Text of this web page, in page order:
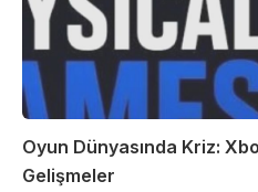
Oyun Dünyasında Kriz:
Gelişmeler